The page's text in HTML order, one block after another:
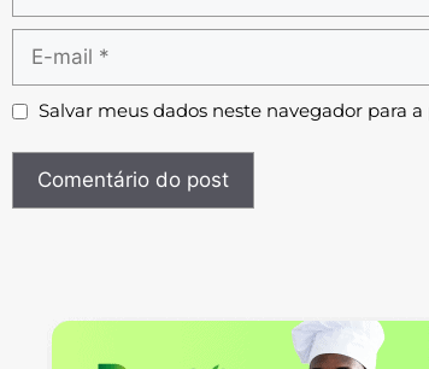
Salvar meus dados neste navegador para